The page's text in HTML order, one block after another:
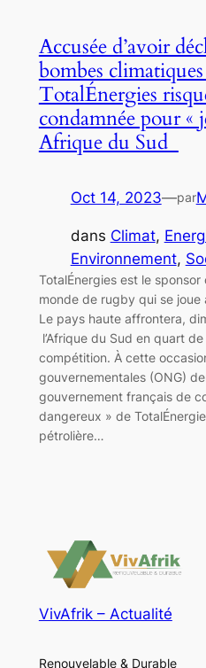
Accusée d’avoir
bombes climatiques
TotalÉnergies
condamnée pour «
Afrique du Sud
Oct 14, 2023—par
dans Climat,
Environnement,
TotalÉnergies est le
monde de rugby qui se joue
Le pays haute affrontera,
l’Afrique du Sud en quart
compétition. À cette
gouvernementales (ONG)
gouvernement français de
dangereux » de
pétrolière…
VivAfrik – Actualité
Renouvelable & Durable